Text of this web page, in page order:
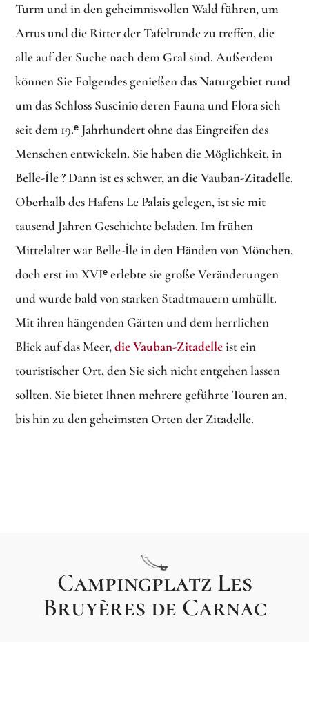
Turm und in den geheimnisvollen Wald führen, um
Artus und die Ritter der Tafelrunde zu treffen, die
alle auf der Suche nach dem Gral sind. Außerdem
können Sie Folgendes genießendas Naturgebiet rund
um das Schloss Suscinioderen Fauna und Flora sich
seit dem 19.ᵉ Jahrhundert ohne das Eingreifen des
Menschen entwickeln. Sie haben die Möglichkeit, in
Belle-Île? Dann ist es schwer, andie Vauban-Zitadelle.
Oberhalb des Hafens Le Palais gelegen, ist sie mit
tausend Jahren Geschichte beladen. Im frühen
Mittelalter war Belle-Île in den Händen von Mönchen,
doch erst im XVIᵉ erlebte sie große Veränderungen
und wurde bald von starken Stadtmauern umhüllt.
Mit ihren hängenden Gärten und dem herrlichen
Blick auf das Meer,die Vauban-Zitadelleist ein
touristischer Ort, den Sie sich nicht entgehen lassen
sollten. Sie bietet Ihnen mehrere geführte Touren an,
bis hin zu den geheimsten Orten der Zitadelle.
Campingplatz Les
Bruyères de Carnac